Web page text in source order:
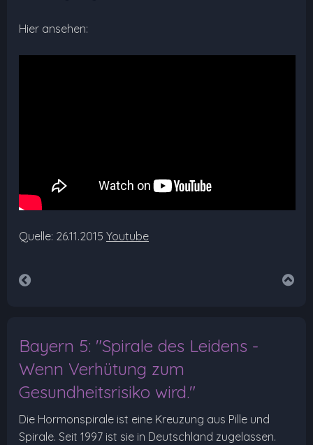
Hier ansehen:
Quelle: 26.11.2015 Youtube
Bayern 5: "Spirale des Leidens -
Wenn Verhütung zum
Gesundheitsrisiko wird."
Die Hormonspirale ist eine Kreuzung aus Pille und
Spirale. Seit 1997 ist sie in Deutschland zugelassen.